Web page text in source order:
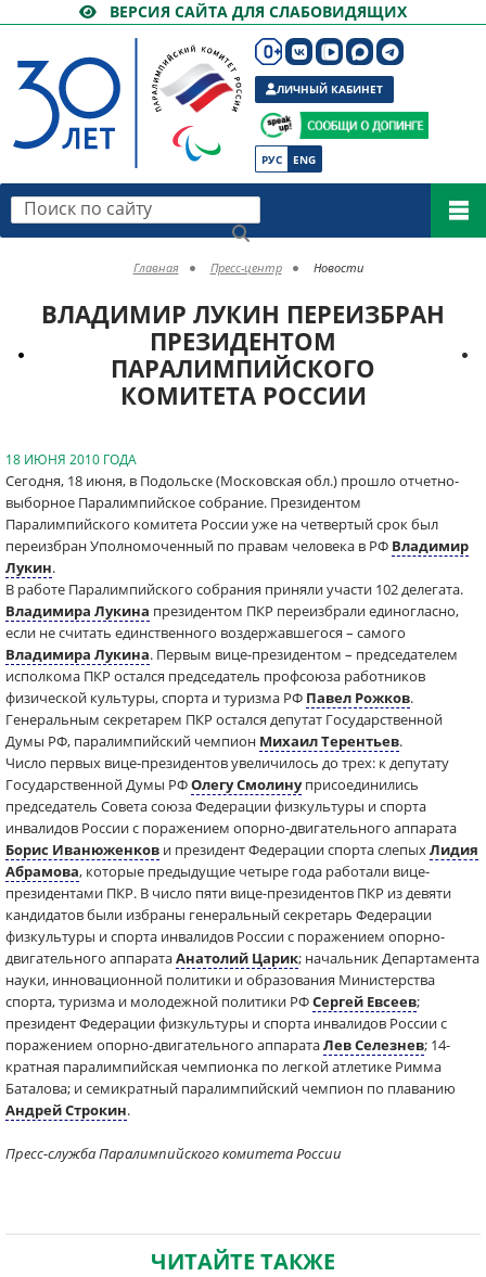
ВЕРСИЯ САЙТА ДЛЯ СЛАБОВИДЯЩИХ
РУС ENG
ЛИЧНЫЙ КАБИНЕТ
Поиск по сайту
Главная Пресс-центр Новости
ВЛАДИМИР ЛУКИН ПЕРЕИЗБРАН
ПРЕЗИДЕНТОМ
ПАРАЛИМПИЙСКОГО
КОМИТЕТА РОССИИ
18 ИЮНЯ 2010 ГОДА
Сегодня, 18 июня, в Подольске (Московская обл.) прошло отчетно-
выборное Паралимпийское собрание. Президентом
Паралимпийского комитета России уже на четвертый срок был
переизбран Уполномоченный по правам человека в РФ Владимир
Лукин.
В работе Паралимпийского собрания приняли участи 102 делегата.
Владимира Лукина президентом ПКР переизбрали единогласно,
если не считать единственного воздержавшегося – самого
Владимира Лукина. Первым вице-президентом – председателем
исполкома ПКР остался председатель профсоюза работников
физической культуры, спорта и туризма РФ Павел Рожков.
Генеральным секретарем ПКР остался депутат Государственной
Думы РФ, паралимпийский чемпион Михаил Терентьев.
Число первых вице-президентов увеличилось до трех: к депутату
Государственной Думы РФОлегу Смолинуприсоединились
председатель Совета союза Федерации физкультуры и спорта
инвалидов России с поражением опорно-двигательного аппарата
Борис Иванюженков и президент Федерации спорта слепыхЛидия
Абрамова, которые предыдущие четыре года работали вице-
президентами ПКР. В число пяти вице-президентов ПКР из девяти
кандидатов были избраны генеральный секретарь Федерации
физкультуры и спорта инвалидов России с поражением опорно-
двигательного аппаратаАнатолий Царик; начальник Департамента
науки, инновационной политики и образования Министерства
спорта, туризма и молодежной политики РФСергей Евсеев;
президент Федерации физкультуры и спорта инвалидов России с
поражением опорно-двигательного аппаратаЛев Селезнев; 14-
кратная паралимпийская чемпионка по легкой атлетике Римма
Баталова; и семикратный паралимпийский чемпион по плаванию
Андрей Строкин.
Пресс-служба Паралимпийского комитета России
ЧИТАЙТЕ ТАКЖЕ